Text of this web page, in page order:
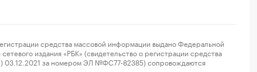
средства массовой информации выдано Федеральной
издания «РБК» (свидетельство о регистрации средства
03.12.2021 за номером ЭЛ №ФС77-82385) сопровождаются